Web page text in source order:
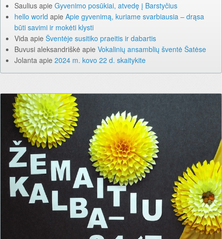
Saulius apie Gyvenimo posūkiai, atvedę į Barstyčius
hello world apie Apie gyvenimą, kuriame svarbiausia – drąsa
būti savimi ir mokėti klysti
Vida apie Šventėje susitiko praeitis ir dabartis
Buvusi aleksandriškė apie Vokalinių ansamblių šventė Šatėse
Jolanta apie 2024 m. kovo 22 d. skaitykite